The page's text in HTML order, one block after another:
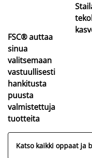
FSC® auttaa
sinua
valitsemaan
vastuullisesti
hankitusta
puusta
valmistettuja
tuotteita
Katso kaikki oppaat ja